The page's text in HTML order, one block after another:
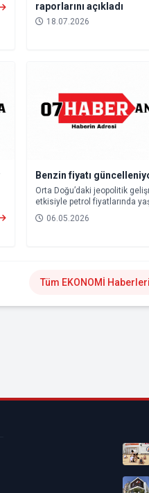
raporlarını açıkladı
18.07.2026
Benzin fiyatı
Orta Doğu’daki jeopolitik
etkisiyle petrol fiyatlarında
dalgalanma, akaryakıt
yansımaya devam ediyor.
06.05.2026
Tüm EKONOMİ